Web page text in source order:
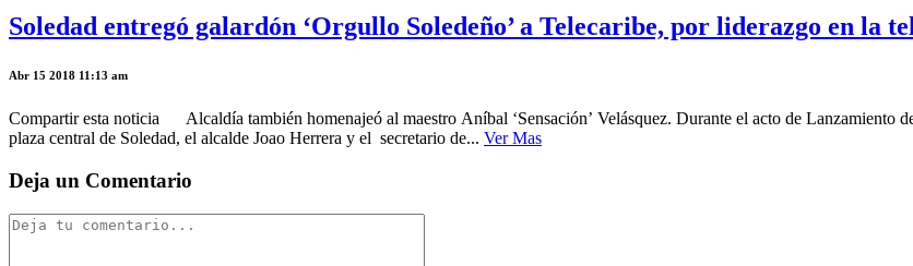
Soledad entregó galardón ‘Orgullo Soledeño’ a Telecaribe, por liderazgo en la
Abr 15 2018 11:13 am
Compartir esta noticia Alcaldía también homenajeó al maestro Aníbal ‘Sensación’ Velásquez. Durante el acto de Lanzamiento
plaza central de Soledad, el alcalde Joao Herrera y el secretario de... Ver Mas
Deja un Comentario